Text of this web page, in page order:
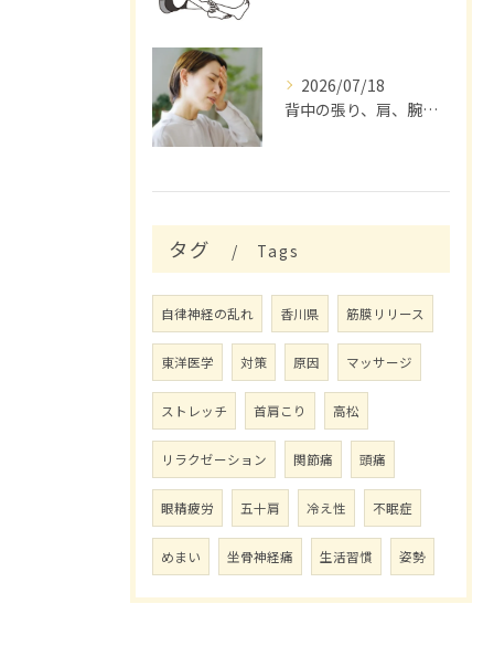
2026/07/18
背中の張り、肩、腕が痛くて来店
タグ Tags
自律神経の乱れ 香川県 筋膜リリース
東洋医学 対策 原因 マッサージ
ストレッチ 首肩こり 高松
リラクゼーション 関節痛 頭痛
眼精疲労 五十肩 冷え性 不眠症
めまい 坐骨神経痛 生活習慣 姿勢